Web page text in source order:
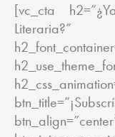
[vc_cta
Literaria?”